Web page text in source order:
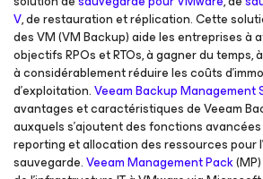
V, de restauration et réplication. Cette
des VM (VM Backup) aide les entreprises à
objectifs RPOs et RTOs, à gagner du temps,
à considérablement réduire les coûts
d’exploitation.Veeam Backup Management
avantages et caractéristiques de Veeam
auxquels s’ajoutent des fonctions
reporting et allocation des ressources pour
sauvegarde.Veeam Management Pack